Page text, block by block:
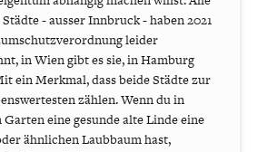
- ausser Innbruck - haben 2021
leider
in Wien gibt es sie, in Hamburg
ein Merkmal, dass beide Städte zur
zählen. Wenn du in
Garten eine gesunde alte Linde eine
ähnlichen Laubbaum hast,